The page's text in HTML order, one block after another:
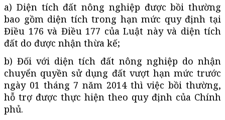
a) Diện tích đất nông nghiệp được bồi thường
bao gồm diện tích trong hạn mức quy định tại
Điều 176 và Điều 177 của Luật này và diện tích
đất do được nhận thừa kế;
b) Đối với diện tích đất nông nghiệp do nhận
chuyển quyền sử dụng đất vượt hạn mức trước
ngày 01 tháng 7 năm 2014 thì việc bồi thường,
hỗ trợ được thực hiện theo quy định của Chính
phủ.